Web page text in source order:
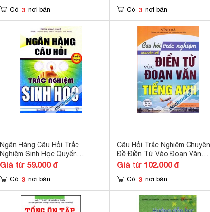
Có 3 nơi bán Có 3 nơi bán
Ngân Hàng Câu Hỏi Trắc
Nghiệm Sinh Học Quyển
Thượng
Giá từ 59.000 đ
Có 3 nơi bán
Câu Hỏi Trắc Nghiệm Chuyên
Đề Điền Từ Vào Đoạn Văn
Tiếng Anh
Giá từ 102.000 đ
Có 3 nơi bán